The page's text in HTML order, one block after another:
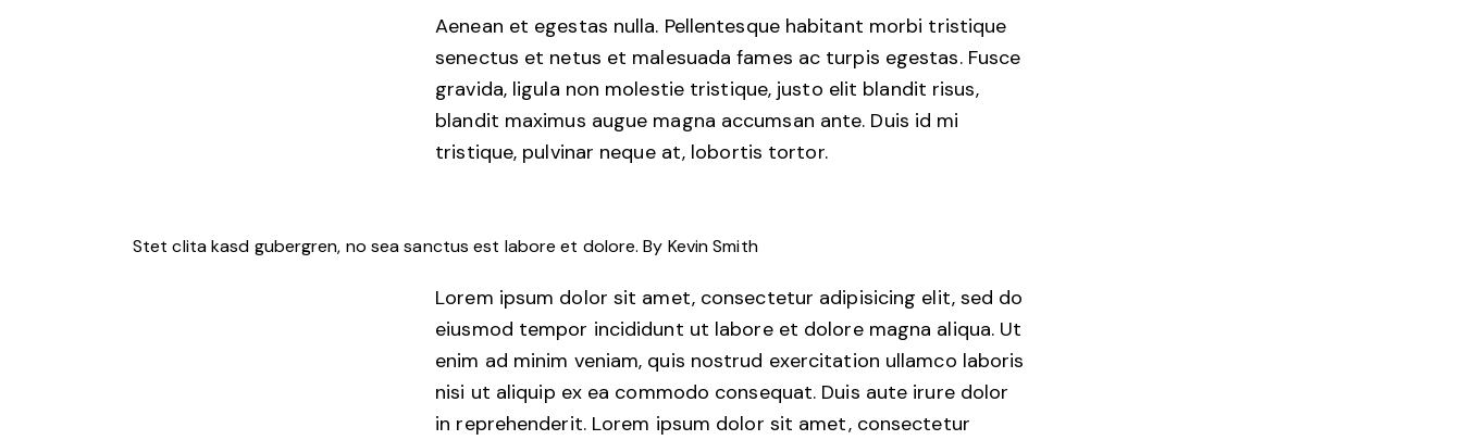
Aenean et egestas nulla. Pellentesque habitant morbi tristique
senectus et netus et malesuada fames ac turpis egestas. Fusce
gravida, ligula non molestie tristique, justo elit blandit risus,
blandit maximus augue magna accumsan ante. Duis id mi
tristique, pulvinar neque at, lobortis tortor.
Stet clita kasd gubergren, no sea sanctus est labore et dolore. By Kevin Smith
Lorem ipsum dolor sit amet, consectetur adipisicing elit, sed do
eiusmod tempor incididunt ut labore et dolore magna aliqua. Ut
enim ad minim veniam, quis nostrud exercitation ullamco laboris
nisi ut aliquip ex ea commodo consequat. Duis aute irure dolor
in reprehenderit. Lorem ipsum dolor sit amet, consectetur